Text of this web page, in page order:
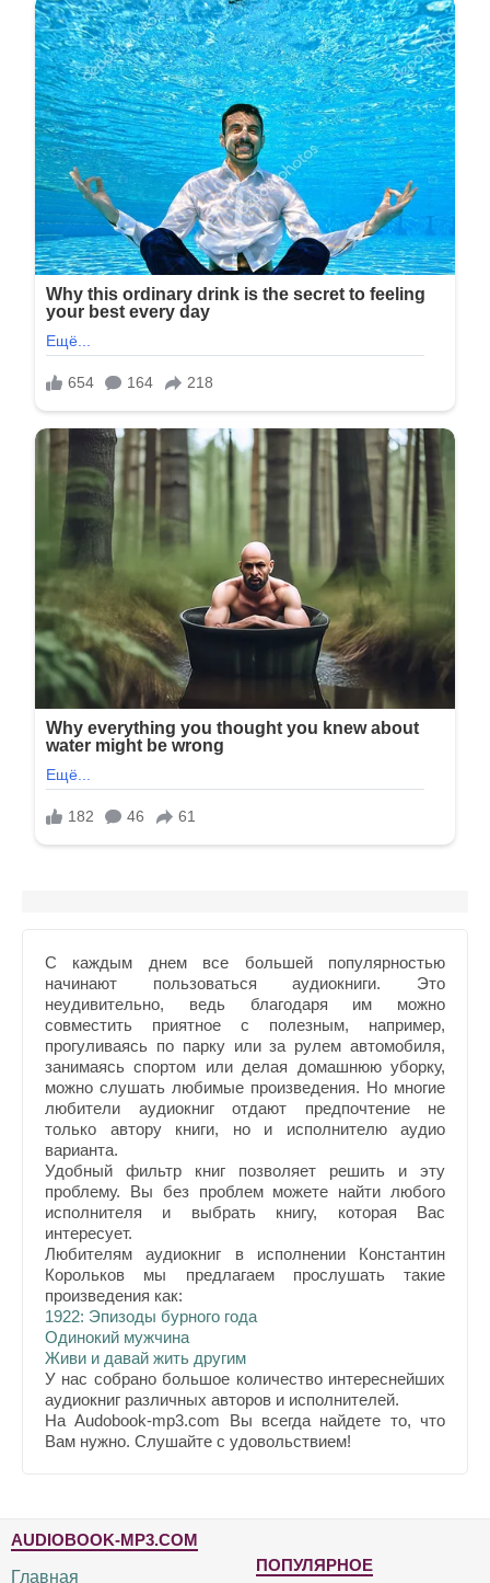
С каждым днем все большей популярностью
начинают пользоваться аудиокниги. Это
неудивительно, ведь благодаря им можно
совместить приятное с полезным, например,
прогуливаясь по парку или за рулем автомобиля,
занимаясь спортом или делая домашнюю уборку,
можно слушать любимые произведения. Но многие
любители аудиокниг отдают предпочтение не
только автору книги, но и исполнителю аудио
варианта.
Удобный фильтр книг позволяет решить и эту
проблему. Вы без проблем можете найти любого
исполнителя и выбрать книгу, которая Вас
интересует.
Любителям аудиокниг в исполнении Константин
Корольков мы предлагаем прослушать такие
произведения как:
1922: Эпизоды бурного года
Одинокий мужчина
Живи и давай жить другим
У нас собрано большое количество интереснейших
аудиокниг различных авторов и исполнителей.
На Audobook-mp3.com Вы всегда найдете то, что
Вам нужно. Слушайте с удовольствием!
AUDIOBOOK-MP3.COM
Главная
ПОПУЛЯРНОЕ